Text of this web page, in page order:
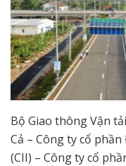
Bộ Giao thông Vận
Cả – Công ty cổ
(CII) – Công ty cổ